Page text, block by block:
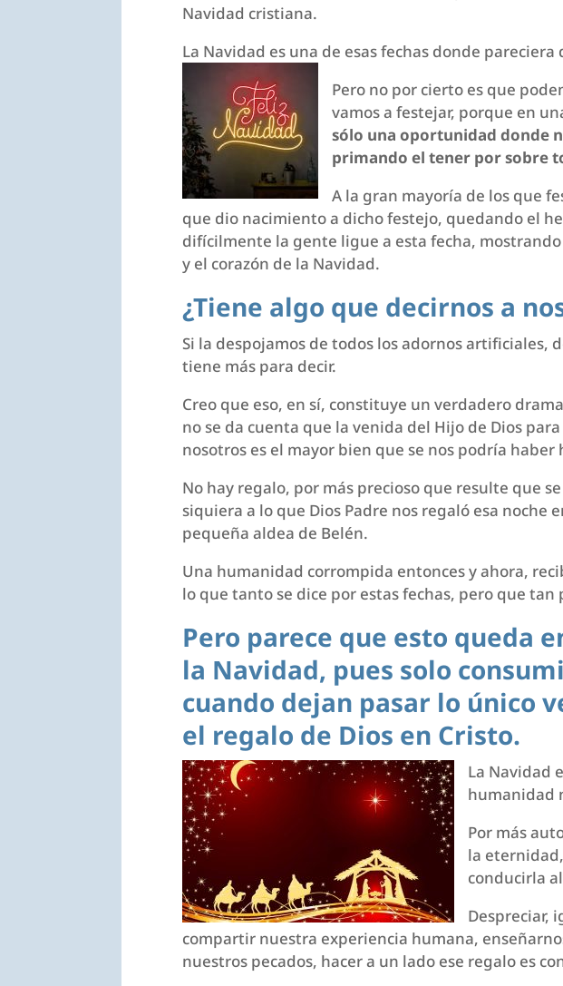
Navidad cristiana.
La Navidad es una de esas fechas donde
Pero no por cierto es que
vamos a festejar, porque en
sólo una oportunidad donde
primando el tener por sobre
A la gran mayoría de los que
que dio nacimiento a dicho festejo, quedando el
difícilmente la gente ligue a esta fecha,
y el corazón de la Navidad.
¿Tiene algo que decirnos a
Si la despojamos de todos los adornos artificiales,
tiene más para decir.
Creo que eso, en sí, constituye un verdadero
no se da cuenta que la venida del Hijo de Dios
nosotros es el mayor bien que se nos podría haber
No hay regalo, por más precioso que resulte que
siquiera a lo que Dios Padre nos regaló esa noche
pequeña aldea de Belén.
Una humanidad corrompida entonces y ahora,
lo que tanto se dice por estas fechas, pero que tan
Pero parece que esto queda
la Navidad, pues solo
cuando dejan pasar lo único
el regalo de Dios en Cristo.
La Navidad
humanidad
Por más
la
conducirla
Despreciar,
compartir nuestra experiencia humana,
nuestros pecados, hacer a un lado ese regalo es